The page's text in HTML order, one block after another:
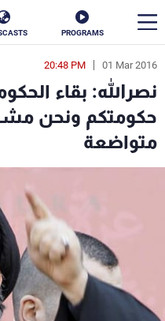
PROGRAMS
01 Mar 2016
20:48 PM
نصرالله: بقاء
حكومتكم ونحن
متواضعة
en
الأخبار
سياسة
كأس العالم